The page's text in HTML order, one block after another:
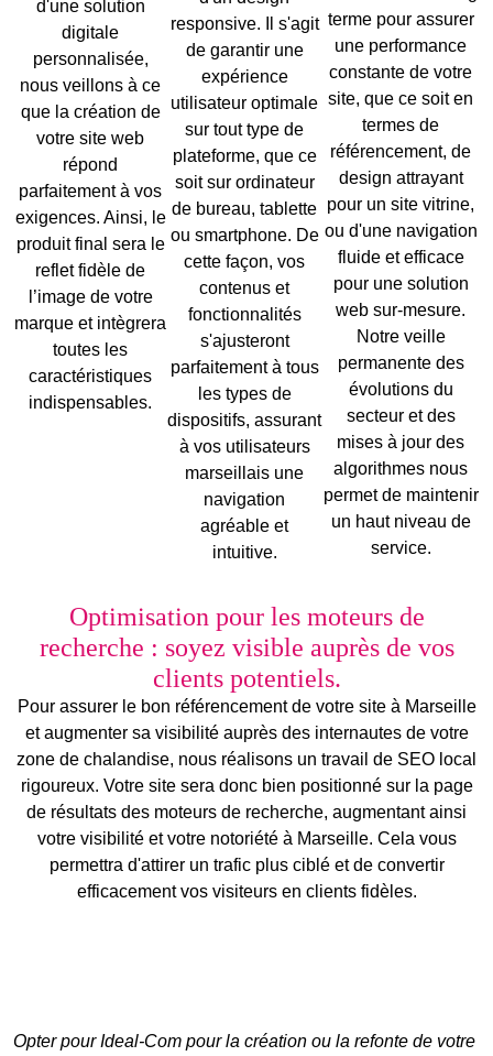
d'une solution
digitale
personnalisée,
nous veillons à ce
que la création de
votre site web
répond
parfaitement à vos
exigences. Ainsi, le
produit final sera le
reflet fidèle de
l’image de votre
marque et intègrera
toutes les
caractéristiques
indispensables.
responsive. Il s'agit
de garantir une
expérience
utilisateur optimale
sur tout type de
plateforme, que ce
soit sur ordinateur
de bureau, tablette
ou smartphone. De
cette façon, vos
contenus et
fonctionnalités
s'ajusteront
parfaitement à tous
les types de
dispositifs, assurant
à vos utilisateurs
marseillais une
navigation
agréable et
intuitive.
terme pour assurer
une performance
constante de votre
site, que ce soit en
termes de
référencement, de
design attrayant
pour un site vitrine,
ou d'une navigation
fluide et efficace
pour une solution
web sur-mesure.
Notre veille
permanente des
évolutions du
secteur et des
mises à jour des
algorithmes nous
permet de maintenir
un haut niveau de
service.
Optimisation pour les moteurs de
recherche : soyez visible auprès de vos
clients potentiels.
Pour assurer le bon référencement de votre site à Marseille
et augmenter sa visibilité auprès des internautes de votre
zone de chalandise, nous réalisons un travail de SEO local
rigoureux. Votre site sera donc bien positionné sur la page
de résultats des moteurs de recherche, augmentant ainsi
votre visibilitéet votre notoriété à Marseille. Cela vous
permettra d'attirer un trafic plus ciblé et de convertir
efficacement vos visiteurs en clients fidèles.
Opter pour Ideal-Com pour la création ou la refonte de votre